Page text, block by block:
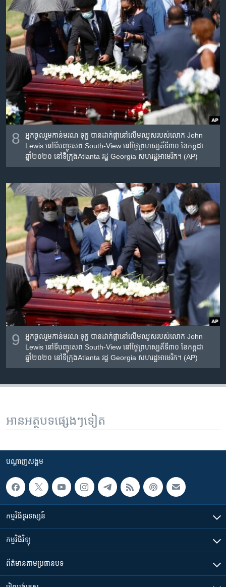
8
អ្នកចូលរួម​កាន់​មរណៈទុក្ខ បាន​ដាក់​ផ្កា​នៅ​លើ​មឈូស​របស់​លោក John
Lewis នៅ​ទីបញ្ចុះសព South-View នៅ​ថ្ងៃព្រហស្បតិ៍ទី៣០ ខែកក្កដា
ឆ្នាំ២០២០ នៅ​ទីក្រុងAtlanta រដ្ឋ Georgia សហរដ្ឋ​អាមេរិក។ (AP)
9
អ្នកចូលរួម​កាន់​មរណៈទុក្ខ បាន​ដាក់​ផ្កា​នៅ​លើ​មឈូស​របស់​លោក John
Lewis នៅ​ទីបញ្ចុះសព South-View នៅ​ថ្ងៃព្រហស្បតិ៍ទី៣០ ខែកក្កដា
ឆ្នាំ២០២០ នៅ​ទីក្រុងAtlanta រដ្ឋ Georgia សហរដ្ឋ​អាមេរិក។ (AP)
អានអត្ថបទផ្សេងៗទៀត
បណ្តាញ​សង្គម
កម្មវិធី​ទូរទស្សន៍
កម្មវិធី​វិទ្យុ
ព័ត៌មាន​តាមប្រធានបទ​